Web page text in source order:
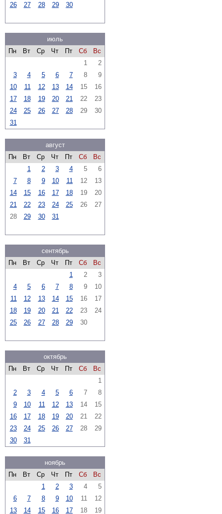
26
27 28 29 30
июль
Пн
Вт Ср Чт Пт Сб
Вс
1
2
3
4 5 6 7 8
9
10
11 12 13 14 15
16
17
18 19 20 21 22
23
24
25 26 27 28 29
30
31
август
Пн
Вт Ср Чт Пт Сб
Вс
1
2 3 4 5
6
7
8 9 10 11 12
13
14
15 16 17 18 19
20
21
22 23 24 25 26
27
28
29 30 31
сентябрь
Пн
Вт Ср Чт Пт Сб
Вс
1
2
3
4
5 6 7 8 9
10
11
12 13 14 15 16
17
18
19 20 21 22 23
24
25
26 27 28 29 30
октябрь
Пн
Вт Ср Чт Пт Сб
Вс
1
2
3 4 5 6 7
8
9
10 11 12 13 14
15
16
17 18 19 20 21
22
23
24 25 26 27 28
29
30
31
ноябрь
Пн
Вт Ср Чт Пт Сб
Вс
1
2 3 4
5
6
7 8 9 10 11
12
13
14 15 16 17 18 19